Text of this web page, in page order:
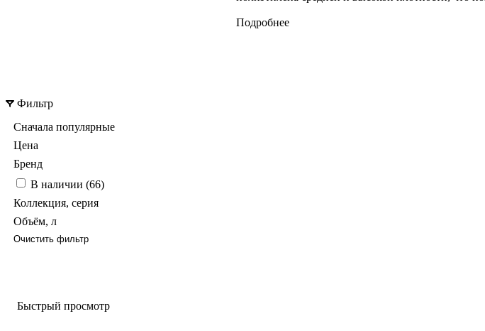
Подробнее
Фильтр
Сначала популярные
Цена
Бренд
В наличии (66)
Коллекция, серия
Объём, л
Очистить фильтр
Быстрый просмотр